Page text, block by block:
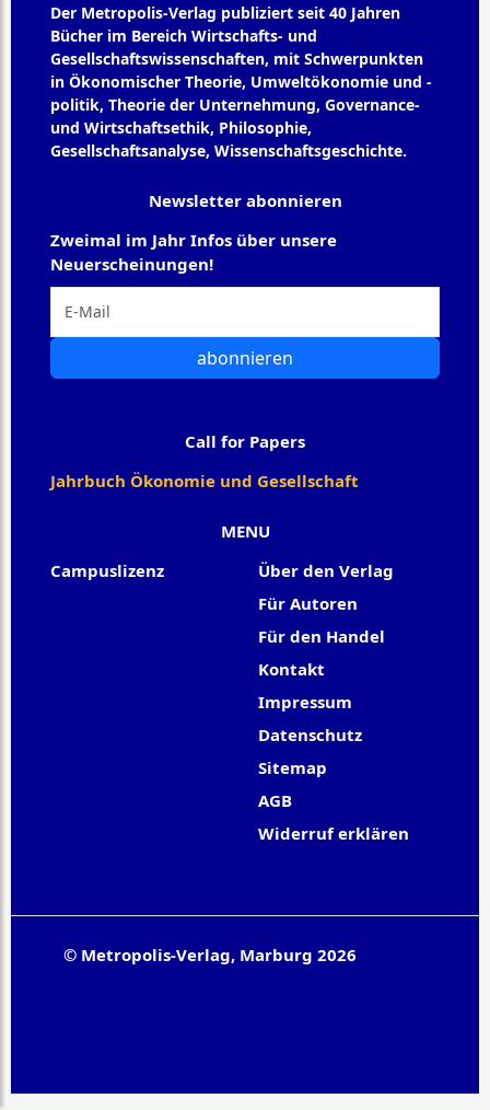
Der Metropolis-Verlag publiziert seit 40 Jahren
Bücher im Bereich Wirtschafts- und
Gesellschaftswissenschaften, mit Schwerpunkten
in Ökonomischer Theorie, Umweltökonomie und -
politik, Theorie der Unternehmung, Governance-
und Wirtschaftsethik, Philosophie,
Gesellschaftsanalyse, Wissenschaftsgeschichte.
MENU
Campuslizenz
Über den Verlag
Für Autoren
Für den Handel
Kontakt
Impressum
Datenschutz
Sitemap
AGB
Widerruf erklären
Newsletter abonnieren
Zweimal im Jahr Infos über unsere
Neuerscheinungen!
abonnieren
Call for Papers
Jahrbuch Ökonomie und Gesellschaft
© Metropolis-Verlag, Marburg 2026